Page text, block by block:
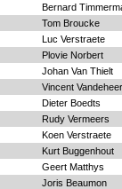
Bernard
Tom Broucke
Luc Verstraete
Plovie Norbert
Johan Van Thielt
Vincent
Dieter Boedts
Rudy Vermeers
Koen Verstraete
Kurt Buggenhout
Geert Matthys
Joris Beaumon